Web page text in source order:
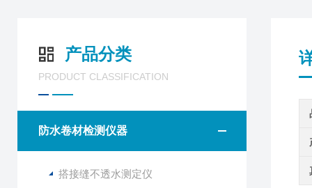
产品分类
PRODUCT CLASSIFICATION
防水卷材检测仪器
搭接缝不透水测定仪